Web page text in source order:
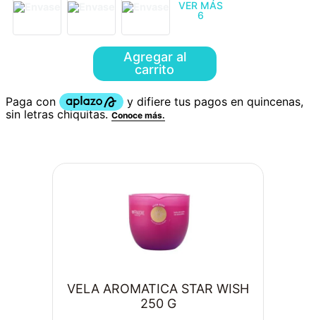
VER MÁS
6
Agregar al
carrito
VELA AROMATICA STAR WISH
250 G